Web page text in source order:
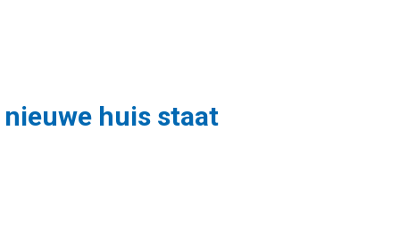
huis staat